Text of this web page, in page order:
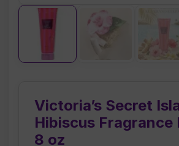
Victoria’s Secret
Hibiscus Fragrance
8 oz